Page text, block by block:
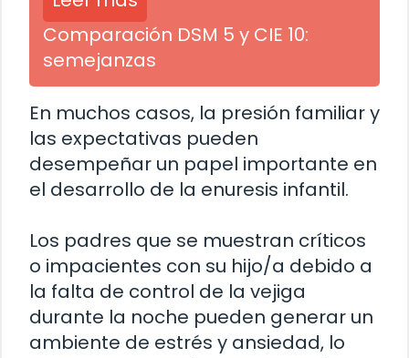
Comparación DSM 5 y CIE 10:
semejanzas
En muchos casos, la presión familiar y
las expectativas pueden
desempeñar un papel importante en
el desarrollo de la enuresis infantil.
Los padres que se muestran críticos
o impacientes con su hijo/a debido a
la falta de control de la vejiga
durante la noche pueden generar un
ambiente de estrés y ansiedad, lo